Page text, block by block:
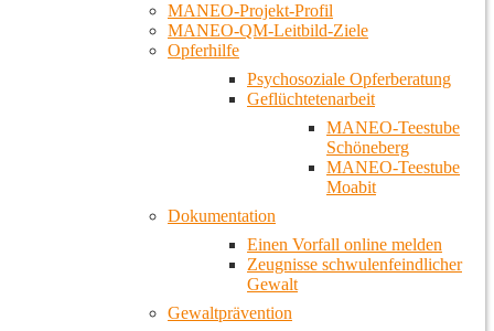
MANEO-Projekt-Profil
MANEO-QM-Leitbild-Ziele
Opferhilfe
Psychosoziale Opferberatung
Geflüchtetenarbeit
MANEO-Teestube
Schöneberg
MANEO-Teestube
Moabit
Dokumentation
Einen Vorfall online melden
Zeugnisse schwulenfeindlicher
Gewalt
Gewaltprävention